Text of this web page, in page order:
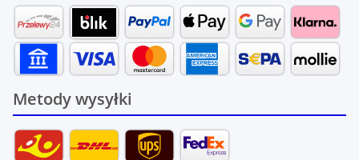
Metody wysyłki